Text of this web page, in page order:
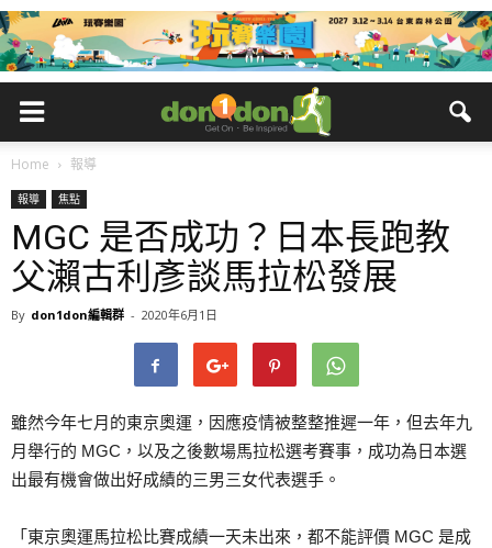
Home 報導
報導 焦點
MGC 是否成功？日本長跑教
父瀨古利彥談馬拉松發展
By don1don編輯群 - 2020年6月1日
雖然今年七月的東京奧運，因應疫情被整整推遲一年，但去年九
月舉行的 MGC，以及之後數場馬拉松選考賽事，成功為日本選
出最有機會做出好成績的三男三女代表選手。
「東京奧運馬拉松比賽成績一天未出來，都不能評價 MGC 是成